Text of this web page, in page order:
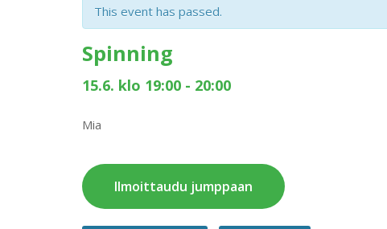
This event has passed.
Spinning
15.6. klo 19:00 - 20:00
Mia
Ilmoittaudu jumppaan